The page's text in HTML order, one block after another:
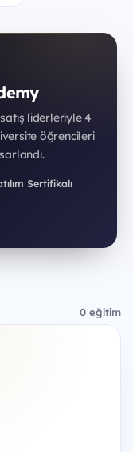
liderleriyle 4
öğrencileri
Sertifikalı
0 eğitim